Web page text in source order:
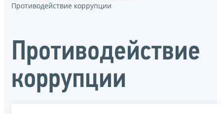
Противодействие коррупции
Противодействие
коррупции